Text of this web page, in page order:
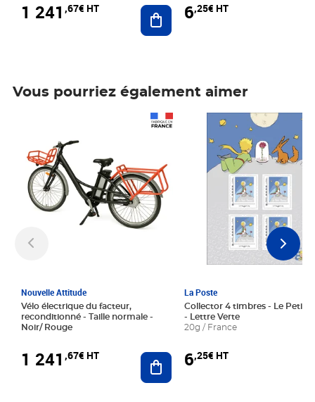
1 241 ,67€ HT Ajouter au panier
6,25€ HT
Vous pourriez également aimer
Nouvelle Attitude
Vélo électrique du facteur,
reconditionné - Taille normale -
Noir/ Rouge
1 241 ,67€ HT Ajouter au panier
La Poste
Collector 4 timbres - Le Petit
- Lettre Verte
20g / France
6,25€ HT
Prix 6,25€ HT